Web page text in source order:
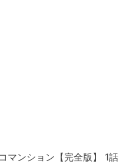
マンション【完全版】 1話